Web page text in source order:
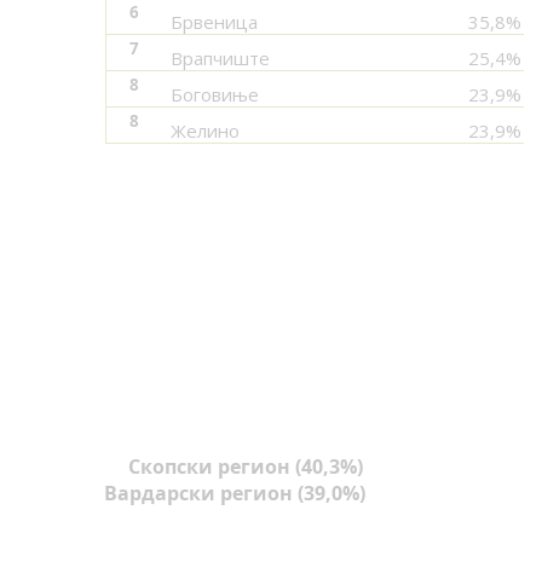
6 Брвеница 35,8%
7 Врапчиште 25,4%
8 Боговиње 23,9%
8 Желино 23,9%
Скопски регион (40,3%)
Вардарски регион (39,0%)